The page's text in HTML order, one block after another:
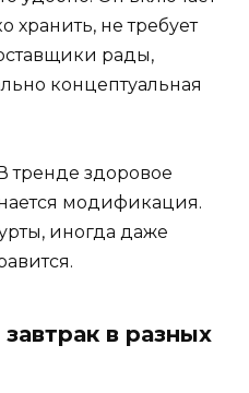
хранить, не требует
рады,
концептуальная
тренде здоровое
модификация.
иногда даже
в разных